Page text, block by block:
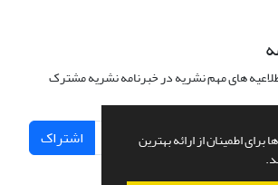
اطمینان از ارائه بهترین
های مهم نشریه در خبرنامه نشریه مشترک
اشتراک